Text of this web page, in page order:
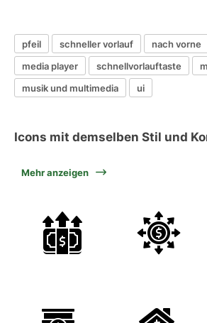
pfeil schneller vorlauf nach vorne
media player
schnellvorlauftaste
musik und multimedia
ui
Icons mit demselben Stil und
Mehr anzeigen